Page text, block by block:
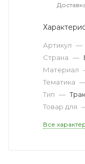
Артикул —
Страна —
Материал
Тематика
Тип —
Товар для
Все